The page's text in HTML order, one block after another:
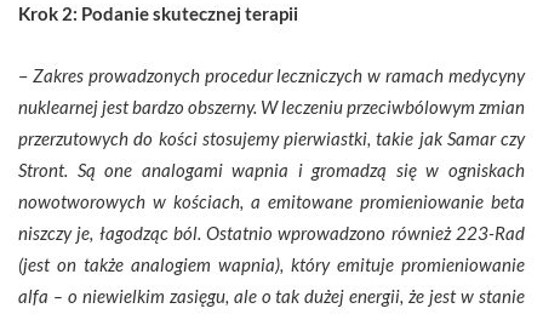
Krok 2: Podanie skutecznej terapii
– Zakres prowadzonych procedur leczniczych w ramach medycyny
nuklearnej jest bardzo obszerny. W leczeniu przeciwbólowym zmian
przerzutowych do kości stosujemy pierwiastki, takie jak Samar czy
Stront. Są one analogami wapnia i gromadzą się w ogniskach
nowotworowych w kościach, a emitowane promieniowanie beta
niszczy je, łagodząc ból. Ostatnio wprowadzono również 223-Rad
(jest on także analogiem wapnia), który emituje promieniowanie
alfa – o niewielkim zasięgu, ale o tak dużej energii, że jest w stanie